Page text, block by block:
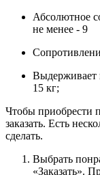
Абсолютное
не менее - 9
Выдерживает
15 кг;
Чтобы приобрести
заказать. Есть
сделать.
Выбрать
«Заказать».